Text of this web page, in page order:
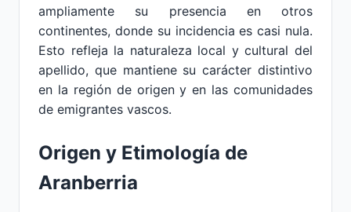
ampliamente su presencia en otros
continentes, donde su incidencia es casi nula.
Esto refleja la naturaleza local y cultural del
apellido, que mantiene su carácter distintivo
en la región de origen y en las comunidades
de emigrantes vascos.
Origen y Etimología de
Aranberria